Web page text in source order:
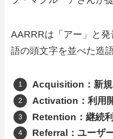
AARRRは「アー」と
語の頭文字を並べた造語
Acquisition：新規
Activation：利用
Retention：継続
Referral：ユーザ